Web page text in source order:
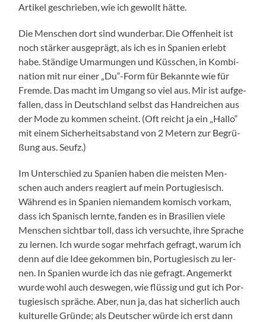
Artikel geschrie­ben, wie ich gewollt hätte.
Die Men­schen dort sind wun­der­bar. Die Offen­heit ist
noch stär­ker aus­ge­prägt, als ich es in Spa­ni­en erlebt
habe. Stän­di­ge Umar­mun­gen und Küss­chen, in Kom­bi­
na­ti­on mit nur einer „Du“-Form für Bekann­te wie für
Frem­de. Das macht im Umgang so viel aus. Mir ist auf­ge­
fal­len, dass in Deutsch­land selbst das Hand­rei­chen aus
der Mode zu kom­men scheint. (Oft reicht ja ein „Hal­lo“
mit einem Sicher­heits­ab­stand von 2 Metern zur Begrü­
ßung aus. Seufz.)
Im Unter­schied zu Spa­ni­en haben die meis­ten Men­
schen auch anders reagiert auf mein Por­tu­gie­sisch.
Wäh­rend es in Spa­ni­en nie­man­dem komisch vor­kam,
dass ich Spa­nisch lern­te, fan­den es in Bra­si­li­en vie­le
Men­schen sicht­bar toll, dass ich ver­such­te, ihre Spra­che
zu ler­nen. Ich wur­de sogar mehr­fach gefragt, war­um ich
denn auf die Idee gekom­men bin, Por­tu­gie­sisch zu ler­
nen. In Spa­ni­en wur­de ich das nie gefragt. Ange­merkt
wur­de wohl auch des­we­gen, wie flüs­sig und gut ich Por­
tu­gie­sisch sprä­che. Aber, nun ja, das hat sicher­lich auch
kul­tu­rel­le Grün­de; als Deut­scher wür­de ich erst dann